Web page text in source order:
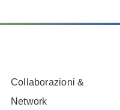
Collaborazioni &
Network